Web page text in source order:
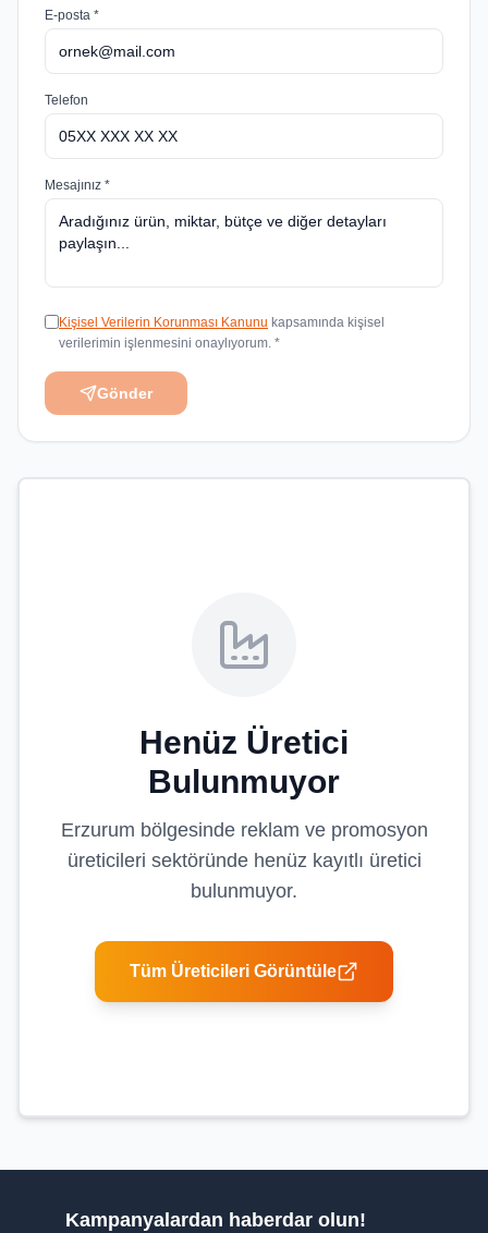
E-posta *
Telefon
Mesajınız *
Kişisel Verilerin Korunması Kanunu kapsamında kişisel
verilerimin işlenmesini onaylıyorum. *
Gönder
Henüz Üretici
Bulunmuyor
Erzurum bölgesinde reklam ve promosyon
üreticileri sektöründe henüz kayıtlı üretici
bulunmuyor.
Tüm Üreticileri Görüntüle
Kampanyalardan haberdar olun!